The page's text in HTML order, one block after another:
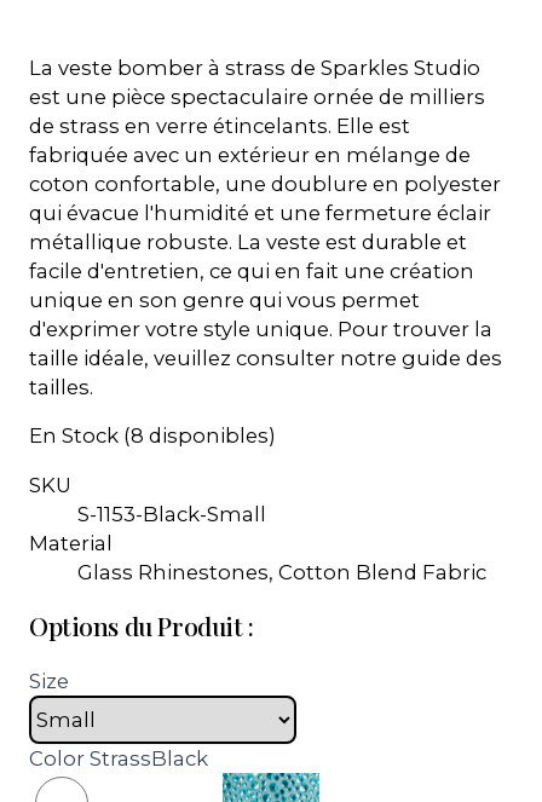
La veste bomber à strass de Sparkles Studio
est une pièce spectaculaire ornée de milliers
de strass en verre étincelants. Elle est
fabriquée avec un extérieur en mélange de
coton confortable, une doublure en polyester
qui évacue l'humidité et une fermeture éclair
métallique robuste. La veste est durable et
facile d'entretien, ce qui en fait une création
unique en son genre qui vous permet
d'exprimer votre style unique. Pour trouver la
taille idéale, veuillez consulter notre guide des
tailles.
En Stock (8 disponibles)
SKU
S-1153-Black-Small
Material
Glass Rhinestones, Cotton Blend Fabric
Options du Produit :
Size
Color StrassBlack